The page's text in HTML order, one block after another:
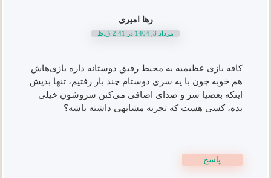
رها امیری
مرداد 3, 1404 در 2:41 ق.ظ
کافه بازی عظیمیه یه محیط رفیق دوستانه داره بازی‌هاش
هم خوبه چون با یه سری دوستام چند بار رفتیم، تنها بدیش
اینکه بعضیا سر و صدای اضافی می‌کنن سروشون خیلی
بده، کسی هست که تجربه مشابهی داشته باشه؟
پاسخ